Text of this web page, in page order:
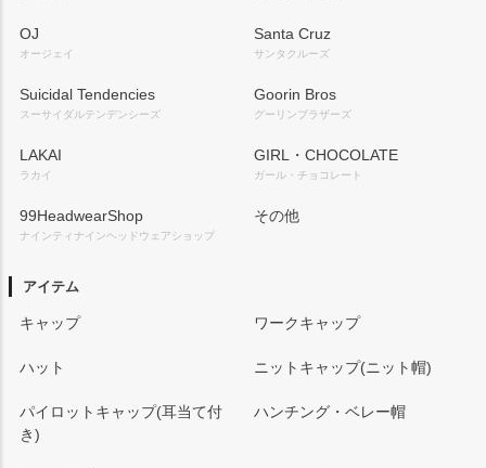
OJ
オージェイ
Santa Cruz
サンタクルーズ
Suicidal Tendencies
スーサイダルテンデンシーズ
Goorin Bros
グーリンブラザーズ
LAKAI
ラカイ
GIRL・CHOCOLATE
ガール・チョコレート
99HeadwearShop
ナインティナインヘッドウェアショップ
その他
アイテム
キャップ ワークキャップ
ハット ニットキャップ(ニット帽)
パイロットキャップ(耳当て付
き)
ハンチング・ベレー帽